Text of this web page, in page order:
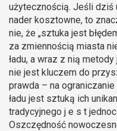
użytecznością. Jeśli dziś
nader kosztowne, to
nie, że „sztuka jest
za zmiennością miasta
ładu, a wraz z nią
nie jest kluczem do
prawda – na
ładu jest sztuką ich
tradycyjnego j e s t
Oszczędność